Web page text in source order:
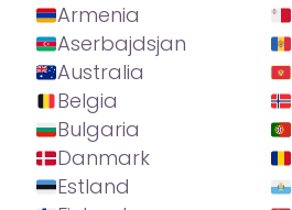
Armenia
Aserbajdsjan
Australia
Belgia
Bulgaria
Danmark
Estland